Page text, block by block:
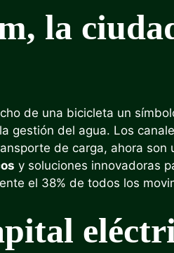
la
de una bicicleta un
gestión del agua. Los
de carga, ahora
y soluciones innovadoras
el 38% de todos los